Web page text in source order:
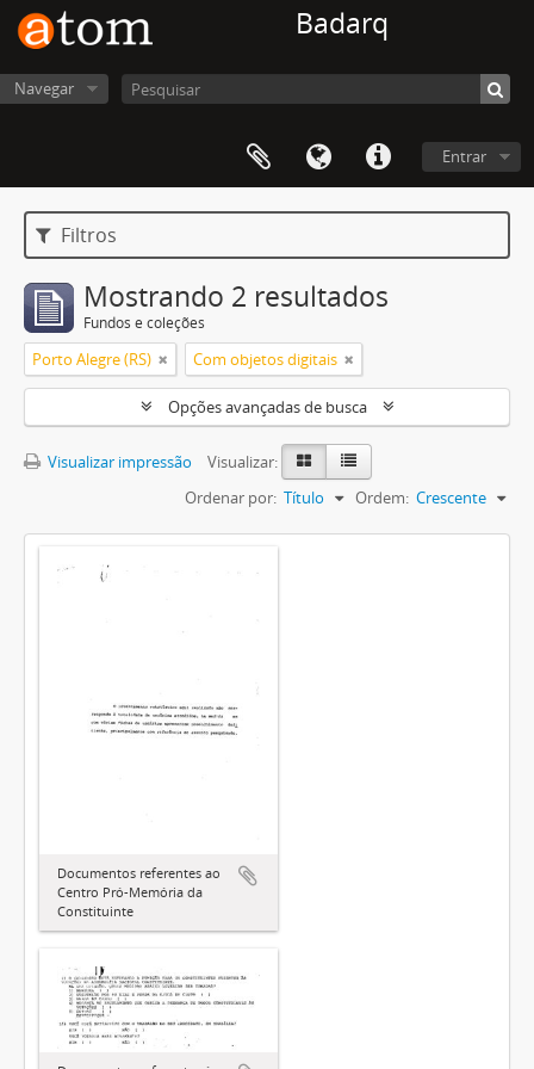
Badarq
Navegar
Entrar
Filtros
Mostrando 2 resultados
Fundos e coleções
Porto Alegre (RS) Com objetos digitais
Opções avançadas de busca
Visualizar impressão
Visualizar:
Ordenar por: Título Ordem: Crescente
Documentos referentes ao
Centro Pró-Memória da
Constituinte